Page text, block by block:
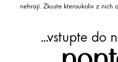
nehrají. Zkuste kteroukoliv z nich
...vstupte do